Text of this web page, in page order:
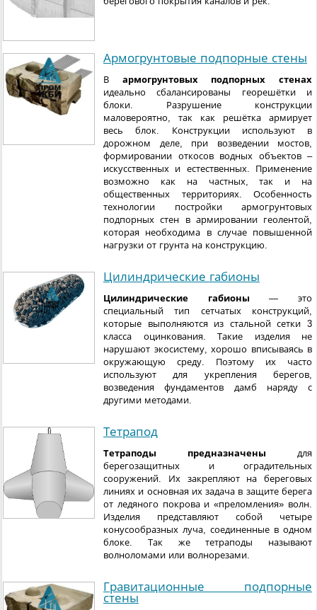
Армогрунтовые подпорные стены
В армогрунтовых подпорных стенах
идеально сбалансированы георешётки и
блоки. Разрушение конструкции
маловероятно, так как решётка армирует
весь блок. Конструкции используют в
дорожном деле, при возведении мостов,
формировании откосов водных объектов –
искусственных и естественных. Применение
возможно как на частных, так и на
общественных территориях. Особенность
технологии постройки армогрунтовых
подпорных стен в армировании геолентой,
которая необходима в случае повышенной
нагрузки от грунта на конструкцию.
Цилиндрические габионы
Цилиндрические габионы — это
специальный тип сетчатых конструкций,
которые выполняются из стальной сетки 3
класса оцинкования. Такие изделия не
нарушают экосистему, хорошо вписываясь в
окружающую среду. Поэтому их часто
используют для укрепления берегов,
возведения фундаментов дамб наряду с
другими методами.
Тетрапод
Тетраподы предназначены для
берегозащитных и оградительных
сооружений. Их закрепляют на береговых
линиях и основная их задача в защите берега
от ледяного покрова и «преломления» волн.
Изделия представляют собой четыре
конусообразных луча, соединенные в одном
блоке. Так же тетраподы называют
волноломами или волнорезами.
Гравитационные подпорные
стены